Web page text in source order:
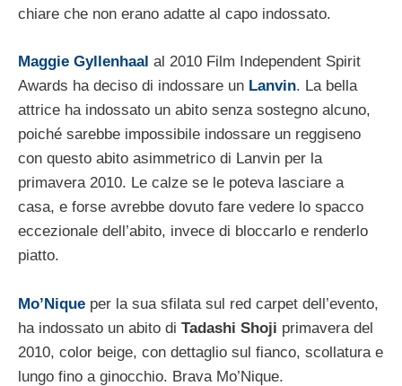
chiare che non erano adatte al capo indossato.
Maggie Gyllenhaal al 2010 Film Independent Spirit
Awards ha deciso di indossare un Lanvin. La bella
attrice ha indossato un abito senza sostegno alcuno,
poiché sarebbe impossibile indossare un reggiseno
con questo abito asimmetrico di Lanvin per la
primavera 2010. Le calze se le poteva lasciare a
casa, e forse avrebbe dovuto fare vedere lo spacco
eccezionale dell’abito, invece di bloccarlo e renderlo
piatto.
Mo’Nique per la sua sfilata sul red carpet dell’evento,
ha indossato un abito di Tadashi Shoji primavera del
2010, color beige, con dettaglio sul fianco, scollatura e
lungo fino a ginocchio. Brava Mo’Nique.